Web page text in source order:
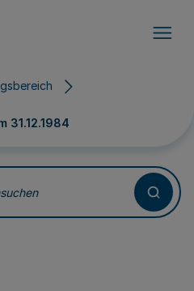
31.12.1984